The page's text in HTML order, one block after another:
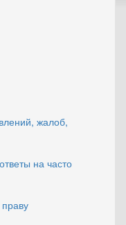
жалоб,
на часто